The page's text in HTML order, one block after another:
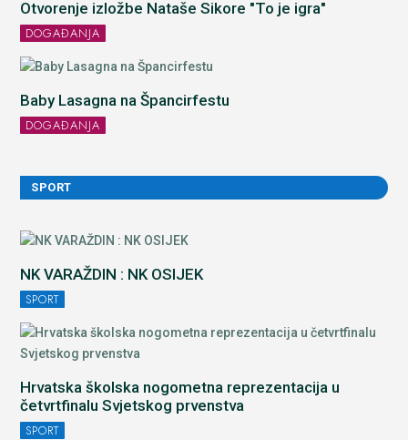
Otvorenje izložbe Nataše Sikore "To je igra"
DOGAĐANJA
Baby Lasagna na Špancirfestu
DOGAĐANJA
SPORT
NK VARAŽDIN : NK OSIJEK
SPORT
Hrvatska školska nogometna reprezentacija u
četvrtfinalu Svjetskog prvenstva
SPORT